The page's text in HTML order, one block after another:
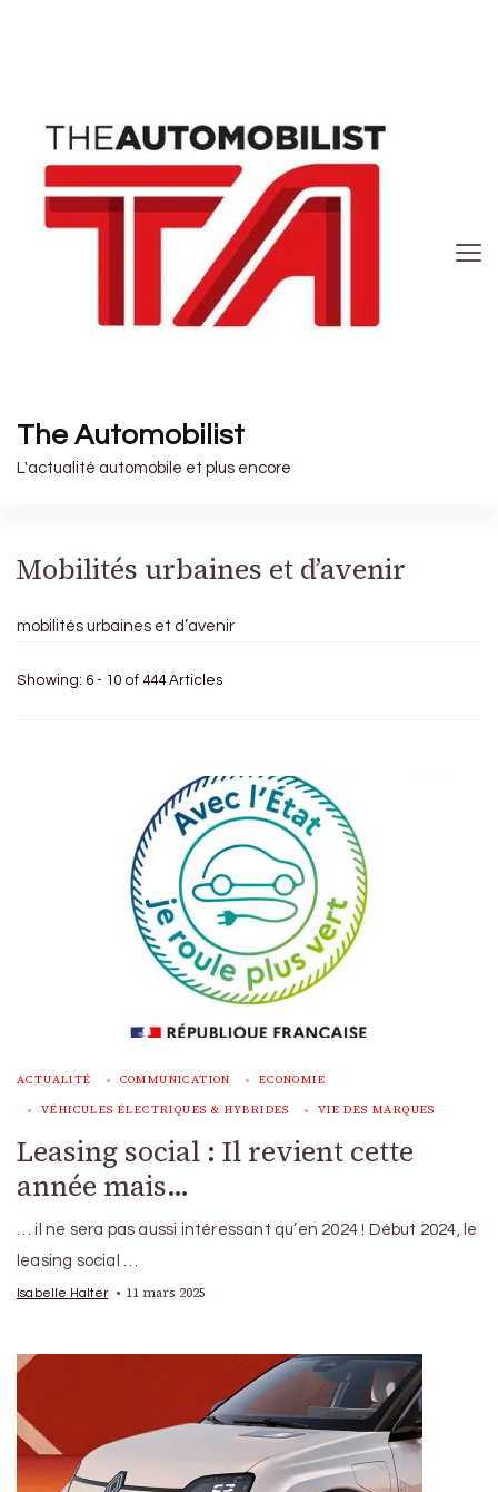
The Automobilist
L'actualité automobile et plus encore
Mobilités urbaines et d’avenir
mobilités urbaines et d’avenir
Showing: 6 - 10 of 444 Articles
ACTUALITÉ COMMUNICATION ECONOMIE
VÉHICULES ÉLECTRIQUES & HYBRIDES VIE DES MARQUES
Leasing social : Il revient cette
année mais…
… il ne sera pas aussi intéressant qu’en 2024 ! Début 2024, le
leasing social …
Isabelle Halter 11 mars 2025